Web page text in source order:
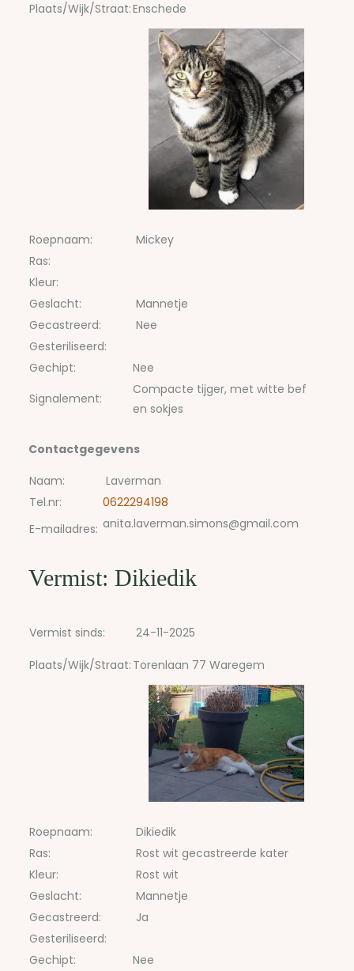
Plaats/Wijk/Straat:Enschede
Roepnaam:
Mickey
Ras:
Kleur:
Geslacht:
Mannetje
Gecastreerd:
Nee
Gesteriliseerd:
Gechipt:
Nee
Signalement:
Compacte tijger, met witte bef
en sokjes
Contactgegevens
Naam:
Laverman
Tel.nr:
0622294198
E-mailadres: anita.laverman.simons@gmail.com
Vermist: Dikiedik
Vermist sinds: 24-11-2025
Plaats/Wijk/Straat: Torenlaan 77 Waregem
Roepnaam:
Dikiedik
Ras:
Rost wit gecastreerde kater
Kleur:
Rost wit
Geslacht:
Mannetje
Gecastreerd:
Ja
Gesteriliseerd:
Gechipt:
Nee